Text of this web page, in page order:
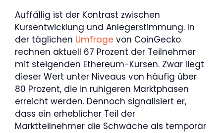
Auffällig ist der Kontrast zwischen
Kursentwicklung und Anlegerstimmung. In
der täglichen Umfrage von CoinGecko
rechnen aktuell 67 Prozent der Teilnehmer
mit steigenden Ethereum-Kursen. Zwar liegt
dieser Wert unter Niveaus von häufig über
80 Prozent, die in ruhigeren Marktphasen
erreicht werden. Dennoch signalisiert er,
dass ein erheblicher Teil der
Marktteilnehmer die Schwäche als temporär